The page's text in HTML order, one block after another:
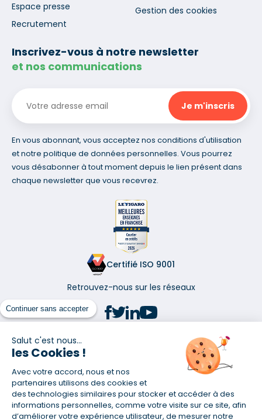
Continuer sans accepter
Salut c'est nous...
les Cookies !
Avec votre accord, nous et nos
partenaires utilisons des cookies et
des technologies similaires pour stocker et accéder à des
informations personnelles, comme votre visite sur ce site, afin
d’améliorer votre expérience utilisateur, de mesurer notre
Espace presse
Recrutement
Gestion des cookies
Inscrivez-vous à notre newsletter
et nos communications
En vous abonnant, vous acceptez nos conditions d'utilisation
et notre politique de données personnelles. Vous pourrez
vous désabonner à tout moment depuis le lien présent dans
chaque newsletter que vous recevrez.
Certifié ISO 9001
Retrouvez-nous sur les réseaux
(1) Taux fixe national hors assurance et selon votre profil
(2) Économie de 65 % pour l'assurance d'un prêt amortissable de 330
457,23 € à 0,90 % sur 19,5 ans, accordé à un salarié non cadre assuré à
100 % (décès, PTIA, IPP, ITT, IPP) âgé de 36 ans fumeur et une personne
salariée non cadre assurée à 100 % (décès, PTIA, IPP, ITT, IPP) âgée de 35
ans et non-fumeur, tous deux sans risque médical connu. Au